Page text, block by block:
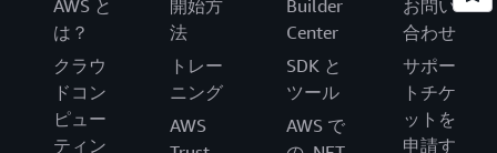
AWS と
は？
クラウ
ドコン
ピュー
ティン
開始方
法
トレー
ニング
AWS
Builder
Center
SDK と
ツール
AWS で
お問い
合わせ
サポー
トチケ
ットを
申請す